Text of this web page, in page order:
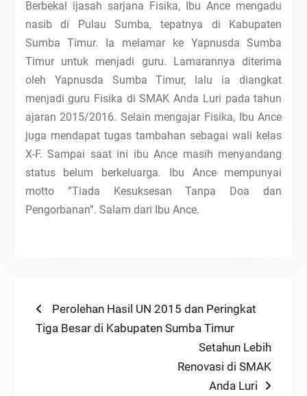
Berbekal ijasah sarjana Fisika, Ibu Ance mengadu
nasib di Pulau Sumba, tepatnya di Kabupaten
Sumba Timur. Ia melamar ke Yapnusda Sumba
Timur untuk menjadi guru. Lamarannya diterima
oleh Yapnusda Sumba Timur, lalu ia diangkat
menjadi guru Fisika di SMAK Anda Luri pada tahun
ajaran 2015/2016. Selain mengajar Fisika, Ibu Ance
juga mendapat tugas tambahan sebagai wali kelas
X-F. Sampai saat ini ibu Ance masih menyandang
status belum berkeluarga. Ibu Ance mempunyai
motto ”Tiada Kesuksesan Tanpa Doa dan
Pengorbanan”. Salam dari Ibu Ance.
Navigasi
pos
Previous
post:
Perolehan Hasil UN 2015 dan Peringkat
Tiga Besar di Kabupaten Sumba Timur
Next
post:
Setahun Lebih
Renovasi di SMAK
Anda Luri